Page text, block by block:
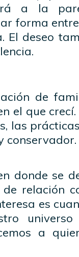
a la
forma
El deseo
de
el que
las
donde se
relación
es
a